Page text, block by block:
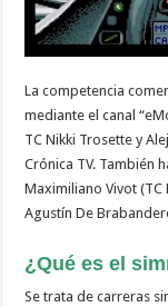
La competencia
mediante el canal
TC Nikki Trosette y
Crónica TV. También
Maximiliano Vivot (TC
Agustín De
¿Qué es el
Se trata de carreras